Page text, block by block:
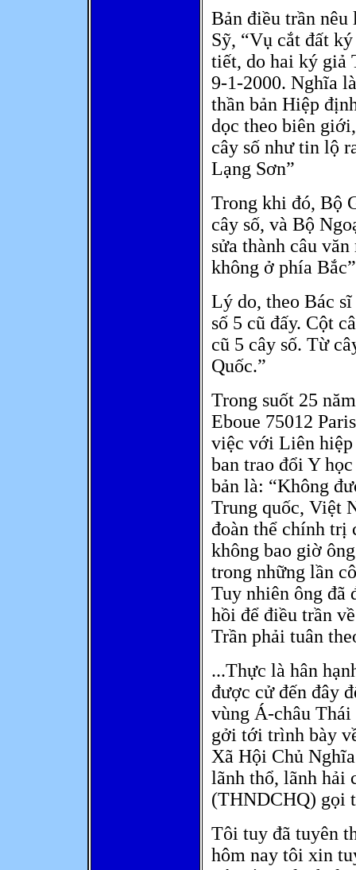
Bản điều trần
Sỹ, “Vụ cắt đất
tiết, do hai ký giả
9-1-2000. Nghĩa
thần bản Hiệp
dọc theo biên
cây số như tin lộ
Lạng Sơn”
Trong khi đó, Bộ
cây số, và Bộ
sửa thành câu
không ở phía
Lý do, theo Bác
số 5 cũ đấy. Cột
cũ 5 cây số. Từ
Quốc.”
Trong suốt 25
Eboue 75012
việc với Liên hiệp
ban trao đổi Y
bản là: “Không
Trung quốc, Việt
đoàn thể chính trị
không bao giờ
trong những lần
Tuy nhiên ông đã
hồi để điều trần
Trần phải tuân
...Thực là hân
được cử đến đây
vùng Á-châu
gởi tới trình bày
Xã Hội Chủ
lãnh thổ, lãnh hải
(THNDCHQ) gọi
Tôi tuy đã tuyên
hôm nay tôi xin